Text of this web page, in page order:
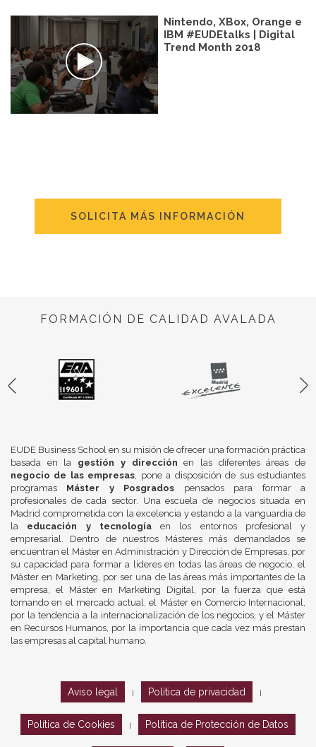
Nintendo, XBox, Orange e
IBM #EUDEtalks | Digital
Trend Month 2018
SOLICITA MÁS INFORMACIÓN
FORMACIÓN DE CALIDAD AVALADA
EUDE Business School en su misión de ofrecer una formación práctica
basada en la gestión y dirección en las diferentes áreas de
negocio de las empresas, pone a disposición de sus estudiantes
programas Máster y Posgrados pensados para formar a
profesionales de cada sector. Una escuela de negocios situada en
Madrid comprometida con la excelencia y estando a la vanguardia de
la educación y tecnologíaen los entornos profesional y
empresarial. Dentro de nuestros Másteres más demandados se
encuentran el Máster en Administración y Dirección de Empresas, por
su capacidad para formar a líderes en todas las áreas de negocio, el
Máster en Marketing, por ser una de las áreas más importantes de la
empresa, el Máster en Marketing Digital, por la fuerza que está
tomando en el mercado actual, el Máster en Comercio Internacional,
por la tendencia a la internacionalización de los negocios, y el Máster
en Recursos Humanos, por la importancia que cada vez más prestan
las empresas al capital humano.
Aviso legal Política de privacidad
Política de Cookies Política de Protección de Datos